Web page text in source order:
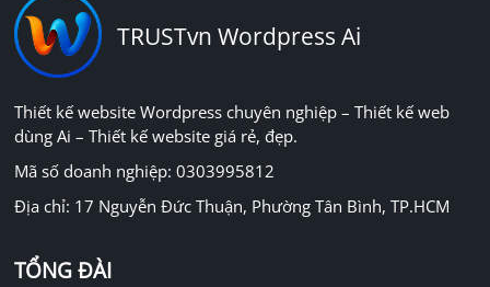
TRUSTvn Wordpress Ai
Thiết kế website Wordpress chuyên nghiệp – Thiết kế web
dùng Ai – Thiết kế website giá rẻ, đẹp.
Mã số doanh nghiệp: 0303995812
Địa chỉ: 17 Nguyễn Đức Thuận, Phường Tân Bình, TP.HCM
TỔNG ĐÀI